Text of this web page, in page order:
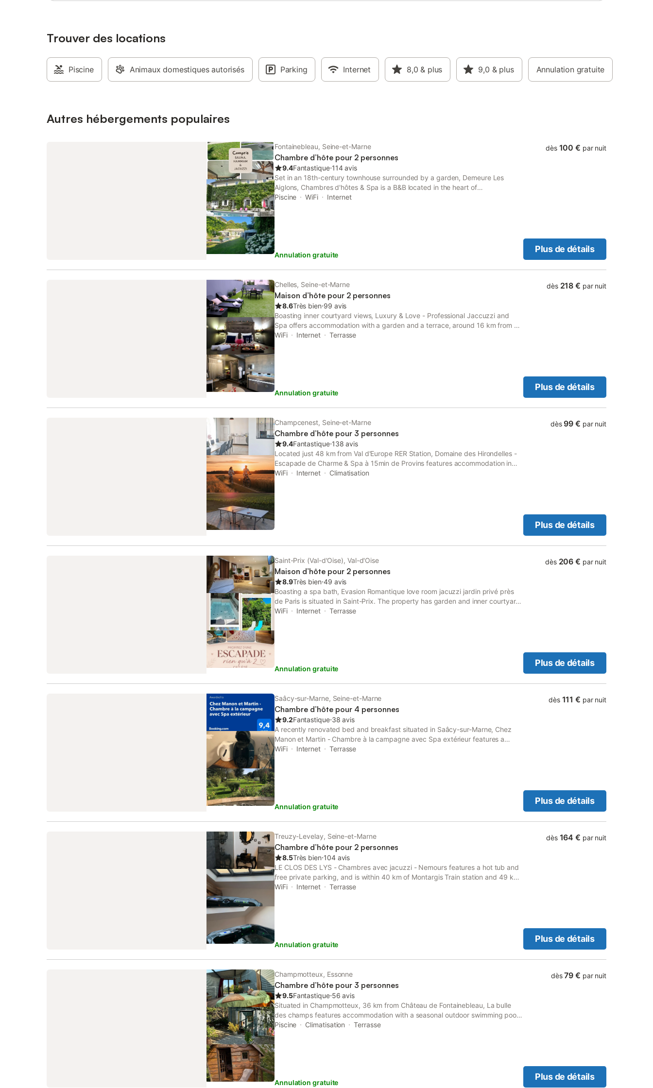
Trouver des locations
Piscine Animaux domestiques autorisés Parking Internet 8,0 & plus 9,0 & plus Annulation gratuite
Autres hébergements populaires
Fontainebleau, Seine-et-Marne
Chambre d’hôte pour 2 personnes
9.4Fantastique⋅114 avis
Set in an 18th-century townhouse surrounded by a garden, Demeure Les
Aiglons, Chambres d'hôtes & Spa is a B&B located in the heart of
Fontainebleau, just 600 metres from the Château de Fontainebleau. Free WiFi
Piscine WiFi Internet
Annulation gratuite
dès 100 € par nuit
Plus de détails
Chelles, Seine-et-Marne
Maison d’hôte pour 2 personnes
8.6Très bien⋅99 avis
Boasting inner courtyard views, Luxury & Love - Professional Jaccuzzi and
Spa offers accommodation with a garden and a terrace, around 16 km from Val
d'Europe RER Station.
WiFi Internet Terrasse
Annulation gratuite
dès 218 € par nuit
Plus de détails
Champcenest, Seine-et-Marne
Chambre d’hôte pour 3 personnes
9.4Fantastique⋅138 avis
Located just 48 km from Val d'Europe RER Station, Domaine des Hirondelles -
Escapade de Charme & Spa à 15min de Provins features accommodation in
Champcenest with access to free bikes, a garden, as well as a shared kitchen.
WiFi Internet Climatisation
dès 99 € par nuit
Plus de détails
Saint-Prix (Val-d'Oise), Val-d'Oise
Maison d’hôte pour 2 personnes
8.9Très bien⋅49 avis
Boasting a spa bath, Evasion Romantique love room jacuzzi jardin privé près
de Paris is situated in Saint-Prix. The property has garden and inner courtyard
views, and is 19 km from Stade de France.
WiFi Internet Terrasse
Annulation gratuite
dès 206 € par nuit
Plus de détails
Saâcy-sur-Marne, Seine-et-Marne
Chambre d’hôte pour 4 personnes
9.2Fantastique⋅38 avis
A recently renovated bed and breakfast situated in Saâcy-sur-Marne, Chez
Manon et Martin - Chambre à la campagne avec Spa extérieur features a
garden. This property offers access to a terrace and free private parking.
WiFi Internet Terrasse
Annulation gratuite
dès 111 € par nuit
Plus de détails
Treuzy-Levelay, Seine-et-Marne
Chambre d’hôte pour 2 personnes
8.5Très bien⋅104 avis
LE CLOS DES LYS - Chambres avec jacuzzi - Nemours features a hot tub and
free private parking, and is within 40 km of Montargis Train station and 49 km
of Girodet Museum. The accommodation has a spa bath. The bed and
WiFi Internet Terrasse
Annulation gratuite
dès 164 € par nuit
Plus de détails
Champmotteux, Essonne
Chambre d’hôte pour 3 personnes
9.5Fantastique⋅56 avis
Situated in Champmotteux, 36 km from Château de Fontainebleau, La bulle
des champs features accommodation with a seasonal outdoor swimming pool,
free private parking, a garden and a terrace.
Piscine Climatisation Terrasse
Annulation gratuite
dès 79 € par nuit
Plus de détails